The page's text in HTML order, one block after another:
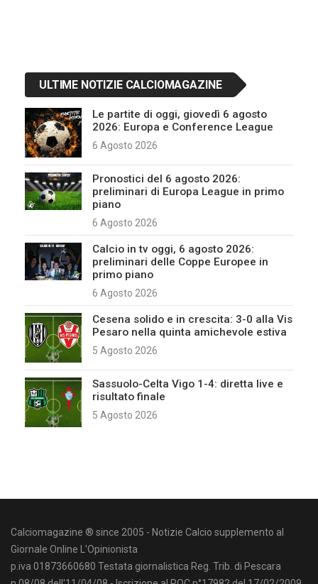
ULTIME NOTIZIE CALCIOMAGAZINE
Le partite di oggi, giovedì 6 agosto
2026: Europa e Conference League
6 Agosto 2026
Pronostici del 6 agosto 2026:
preliminari di Europa League in primo
piano
6 Agosto 2026
Calcio in tv oggi, 6 agosto 2026:
preliminari delle Coppe Europee in
primo piano
6 Agosto 2026
Cesena solido e in crescita: 3-0 alla Vis
Pesaro nella quinta amichevole estiva
5 Agosto 2026
Sassuolo-Celta Vigo 1-4: diretta live e
risultato finale
5 Agosto 2026
Calciomagazine ® since 2005 - Notizie Calcio supplemento al
Giornale Online L'Opinionista
p.iva 01873660680 Testata giornalistica Reg. Trib. di Pescara